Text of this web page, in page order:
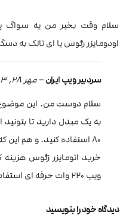
اودومایزر رئوس یا ای تانک به
سردبیر ویپ ایران– مهر 28, 1403
سلام دوست من. این موضوع
80 استفاده کنید. و هم
خرید اتومایزر زئوس
ویپ 220 وات حرفه ای استفاده کنید.
دیدگاه خود را بنویسید